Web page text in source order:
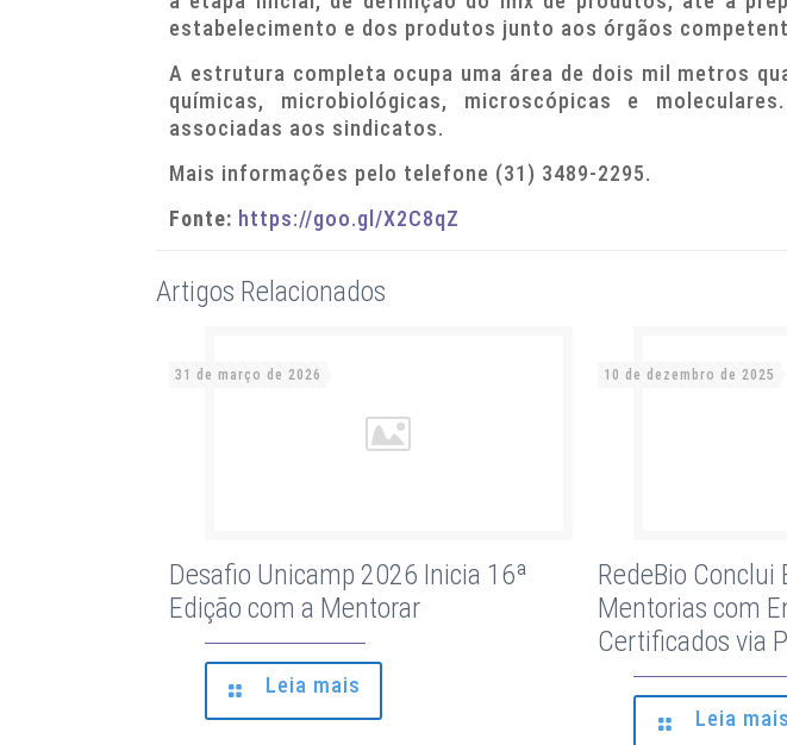
estabelecimento e dos produtos junto aos órgãos
A estrutura completa ocupa uma área de dois mil metros
químicas, microbiológicas, microscópicas e
associadas aos sindicatos.
Mais informações pelo telefone (31) 3489-2295.
Fonte: https://goo.gl/X2C8qZ
Artigos Relacionados
31 de março de 2026
Desafio Unicamp 2026 Inicia 16ª
Edição com a Mentorar
Leia mais
10 de dezembro de 2025
RedeBio Conclui
Mentorias com
Certificados via
Leia mais